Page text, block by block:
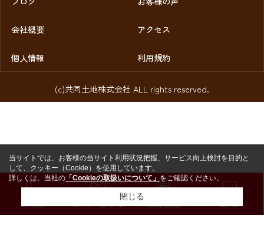
会社概要 アクセス
個人情報 利用規約
(c)共同土地株式会社 ALL rights reserved.
お問い合わせ
当サイトでは、お客様の当サイト利用状況把握、サービス向上検討を目的と
して、クッキー（Cookie）を使用しています。
詳しくは、当社の 「Cookieの取扱いについて」をご確認ください。
閉じる